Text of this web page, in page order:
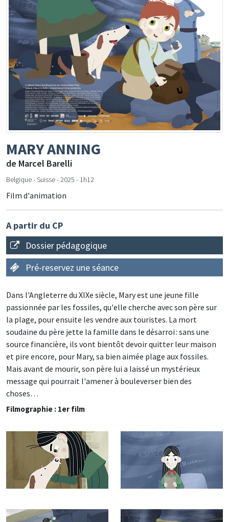
MARY ANNING
de Marcel Barelli
Belgique - Suisse - 2025 - 1h12
Film d'animation
A partir du CP
Dossier pédagogique
Pré-reservez une séance
Dans l'Angleterre du XIXe siècle, Mary est une jeune fille
passionnée par les fossiles, qu'elle cherche avec son père sur
la plage, pour ensuite les vendre aux touristes. La mort
soudaine du père jette la famille dans le désarroi : sans une
source financière, ils vont bientôt devoir quitter leur maison
et pire encore, pour Mary, sa bien aimée plage aux fossiles.
Mais avant de mourir, son père lui a laissé un mystérieux
message qui pourrait l'amener à bouleverser bien des
choses…
Filmographie : 1er film